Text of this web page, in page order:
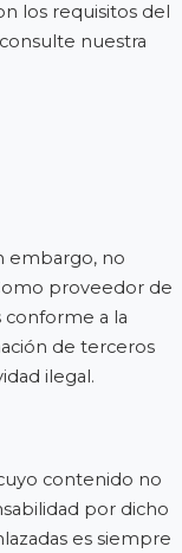
los requisitos del
nuestra
embargo, no
proveedor de
conforme a la
de terceros
ilegal.
contenido no
por dicho
es siempre